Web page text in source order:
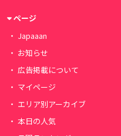
ページ
Japaaan
お知らせ
広告掲載について
マイページ
エリア別アーカイブ
本日の人気